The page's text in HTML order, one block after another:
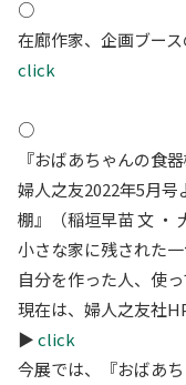
○
在廊作家、企画ブー
click
○
『おばあちゃんの食器
婦人之友2022年5月
棚』（稲垣早苗 文 ・
小さな家に残された
自分を作った人、使
現在は、婦人之友社
▶︎click
今展では、『おばあ